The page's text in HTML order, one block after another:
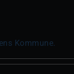
Kommune.